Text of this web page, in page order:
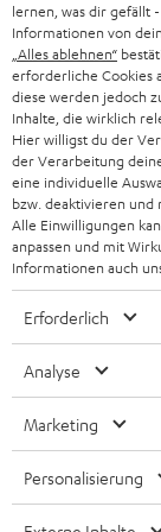
SMART HOME
BLUETOOTH-
KOPFHÖRER
BLUETOOTH-
STEREOANLAGEN
LAUTSPRECHER
ULTIMA-SERIE
IN-EAR-
FANSHOP
NEUHEITEN
BLOG
NEWSLETTER
STORES
DEINE VORTEILE
UNSER
NACHHALTIGKEIT
UNSERE WERTE
SCHWEIZ
NIEDERLANDE
BELGIEN
FRANKREICH
POLEN
SPANIEN
ITALIEN
Technische
Fotos abgebildete
lernen, was dir gefällt
Informationen von
„Alles ablehnen“
erforderliche Cookies
diese werden jedoch
Inhalte, die wirklich
Hier willigst du der
der Verarbeitung
eine individuelle
bzw. deaktivieren und
Alle Einwilligungen
anpassen und mit
Informationen auch
Erforderlich
Analyse
Marketing
Personalisierung